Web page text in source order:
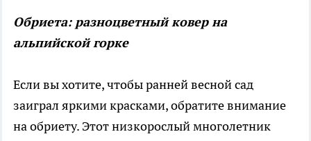
Обриета: разноцветный ковер на
альпийской горке
Если вы хотите, чтобы ранней весной сад
заиграл яркими красками, обратите внимание
на обриету. Этот низкорослый многолетник